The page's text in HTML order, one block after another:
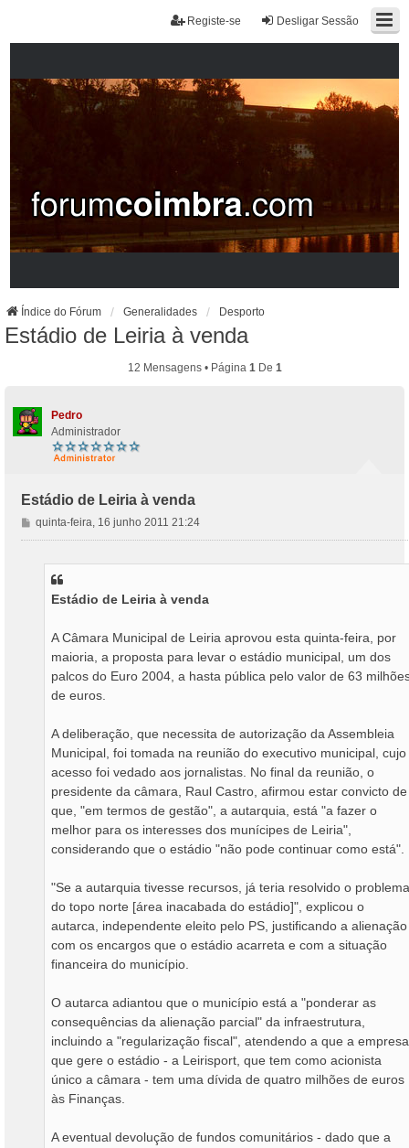
Desligar Sessão
Registe-se
Índice do Fórum Generalidades Desporto
Estádio de Leiria à venda
12 Mensagens • Página 1De 1
Pedro
Administrador
Estádio de Leiria à venda
M
e
quinta-feira, 16 junho 2011 21:24
Estádio de Leiria à venda
A Câmara Municipal de Leiria aprovou esta quinta-feira, por
maioria, a proposta para levar o estádio municipal, um dos
palcos do Euro 2004, a hasta pública pelo valor de 63
de euros.
A deliberação, que necessita de autorização da Assembleia
Municipal, foi tomada na reunião do executivo municipal, cujo
acesso foi vedado aos jornalistas. No final da reunião, o
presidente da câmara, Raul Castro, afirmou estar convicto de
que, "em termos de gestão", a autarquia, está "a fazer o
melhor para os interesses dos munícipes de Leiria",
considerando que o estádio "não pode continuar como está".
"Se a autarquia tivesse recursos, já teria resolvido o problema
do topo norte [área inacabada do estádio]", explicou o
autarca, independente eleito pelo PS, justificando a alienação
com os encargos que o estádio acarreta e com a situação
financeira do município.
O autarca adiantou que o município está a "ponderar as
consequências da alienação parcial" da infraestrutura,
incluindo a "regularização fiscal", atendendo a que a empresa
que gere o estádio - a Leirisport, que tem como acionista
único a câmara - tem uma dívida de quatro milhões de euros
às Finanças.
A eventual devolução de fundos comunitários - dado que a